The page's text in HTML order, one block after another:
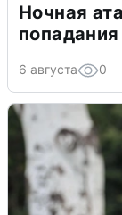
Ночная
6 августа 0